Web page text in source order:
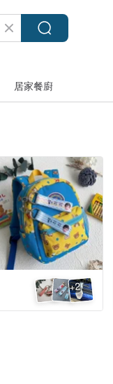
居家餐廚
+2